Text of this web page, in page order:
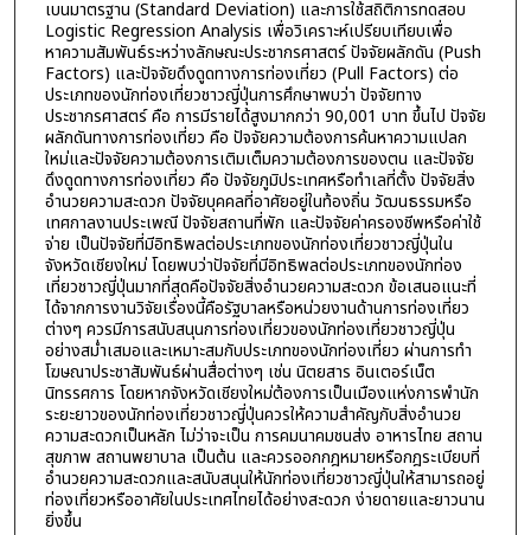
เบนมาตรฐาน (Standard Deviation) และการใช้สถิติการทดสอบ
Logistic Regression Analysis เพื่อวิเคราะห์เปรียบเทียบเพื่อ
หาความสัมพันธ์ระหว่างลักษณะประชากรศาสตร์ ปัจจัยผลักดัน (Push
Factors) และปัจจัยดึงดูดทางการท่องเที่ยว (Pull Factors) ต่อ
ประเภทของนักท่องเที่ยวชาวญี่ปุ่นการศึกษาพบว่า ปัจจัยทาง
ประชากรศาสตร์ คือ การมีรายได้สูงมากกว่า 90,001 บาท ขึ้นไป ปัจจัย
ผลักดันทางการท่องเที่ยว คือ ปัจจัยความต้องการค้นหาความแปลก
ใหม่และปัจจัยความต้องการเติมเต็มความต้องการของตน และปัจจัย
ดึงดูดทางการท่องเที่ยว คือ ปัจจัยภูมิประเทศหรือทำเลที่ตั้ง ปัจจัยสิ่ง
อำนวยความสะดวก ปัจจัยบุคคลที่อาศัยอยู่ในท้องถิ่น วัฒนธรรมหรือ
เทศกาลงานประเพณี ปัจจัยสถานที่พัก และปัจจัยค่าครองชีพหรือค่าใช้
จ่าย เป็นปัจจัยที่มีอิทธิพลต่อประเภทของนักท่องเที่ยวชาวญี่ปุ่นใน
จังหวัดเชียงใหม่ โดยพบว่าปัจจัยที่มีอิทธิพลต่อประเภทของนักท่อง
เที่ยวชาวญี่ปุ่นมากที่สุดคือปัจจัยสิ่งอำนวยความสะดวก ข้อเสนอแนะที่
ได้จากการงานวิจัยเรื่องนี้คือรัฐบาลหรือหน่วยงานด้านการท่องเที่ยว
ต่างๆ ควรมีการสนับสนุนการท่องเที่ยวของนักท่องเที่ยวชาวญี่ปุ่น
อย่างสม่ำเสมอและเหมาะสมกับประเภทของนักท่องเที่ยว ผ่านการทำ
โฆษณาประชาสัมพันธ์ผ่านสื่อต่างๆ เช่น นิตยสาร อินเตอร์เน็ต
นิทรรศการ โดยหากจังหวัดเชียงใหม่ต้องการเป็นเมืองแห่งการพำนัก
ระยะยาวของนักท่องเที่ยวชาวญี่ปุ่นควรให้ความสำคัญกับสิ่งอำนวย
ความสะดวกเป็นหลัก ไม่ว่าจะเป็น การคมนาคมชนส่ง อาหารไทย สถาน
สุขภาพ สถานพยาบาล เป็นต้น และควรออกกฎหมายหรือกฎระเบียบที่
อำนวยความสะดวกและสนับสนุนให้นักท่องเที่ยวชาวญี่ปุ่นให้สามารถอยู่
ท่องเที่ยวหรืออาศัยในประเทศไทยได้อย่างสะดวก ง่ายดายและยาวนาน
ยิ่งขึ้น